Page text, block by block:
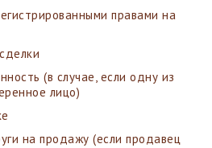
правами на
(в случае, если одну из
лицо)
на продажу (если продавец